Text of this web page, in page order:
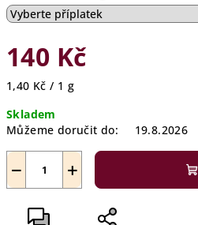
140 Kč
Měrná
1,40 Kč / 1 g
Skladem
Můžeme doručit do:
19.8.2026
+
−